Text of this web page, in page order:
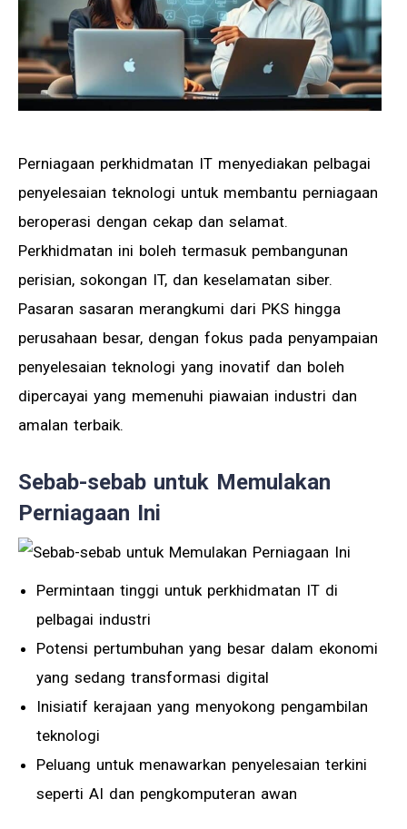
Perniagaan perkhidmatan IT menyediakan pelbagai
penyelesaian teknologi untuk membantu perniagaan
beroperasi dengan cekap dan selamat.
Perkhidmatan ini boleh termasuk pembangunan
perisian, sokongan IT, dan keselamatan siber.
Pasaran sasaran merangkumi dari PKS hingga
perusahaan besar, dengan fokus pada penyampaian
penyelesaian teknologi yang inovatif dan boleh
dipercayai yang memenuhi piawaian industri dan
amalan terbaik.
Sebab-sebab untuk Memulakan
Perniagaan Ini
Permintaan tinggi untuk perkhidmatan IT di
pelbagai industri
Potensi pertumbuhan yang besar dalam ekonomi
yang sedang transformasi digital
Inisiatif kerajaan yang menyokong pengambilan
teknologi
Peluang untuk menawarkan penyelesaian terkini
seperti AI dan pengkomputeran awan